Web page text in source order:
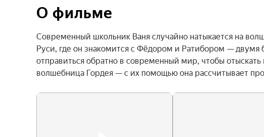
О фильме
Современный школьник Ваня случайно натыкается на
Руси, где он знакомится с Фёдором и Ратибором —
отправиться обратно в современный мир, чтобы
волшебница Гордея — с их помощью она рассчитывает